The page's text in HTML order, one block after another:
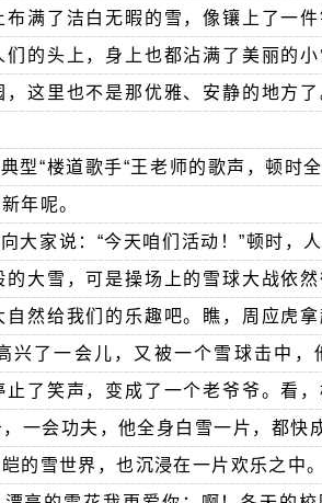
布满了洁白无暇的雪，像镶上了一
的头上，身上也都沾满了美丽的
这里也不是那优雅、安静的地方
型“楼道歌手“王老师的歌声，顿时
年呢。
大家说：“今天咱们活动！”顿时，
大雪，可是操场上的雪球大战依
然给我们的乐趣吧。瞧，周应虎
兴了一会儿，又被一个雪球击中
了笑声，变成了一个老爷爷。看
一会功夫，他全身白雪一片，都快
的雪世界，也沉浸在一片欢乐之中。